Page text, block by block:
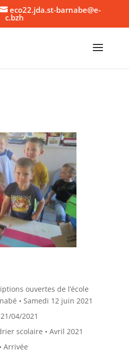
eco22.jda.st-barnabe@e-
c.bzh
ouvertes de l’école
• Samedi 12 juin 2021
04/2021
scolaire • Avril 2021
Arrivée